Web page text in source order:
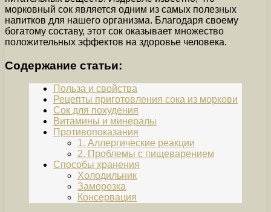
морковный сок является одним из самых полезных
напитков для нашего организма. Благодаря своему
богатому составу, этот сок оказывает множество
положительных эффектов на здоровье человека.
Содержание статьи:
Польза и свойства
Рецепты приготовления сока из моркови
Сок для похудения
Витамины и минералы
Противопоказания
1. Аллергические реакции
2. Проблемы с пищеварением
Способы хранения
Холодильник
Заморозка
Консервация